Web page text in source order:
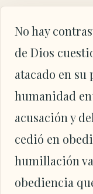
No hay
de Dios
atacado en su
humanidad
acusación y
cedió en
humillación
obediencia